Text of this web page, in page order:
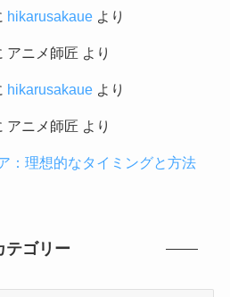
hikarusakaueより
アニメ師匠 より
hikarusakaueより
アニメ師匠 より
：理想的なタイミングと方法
テゴリー